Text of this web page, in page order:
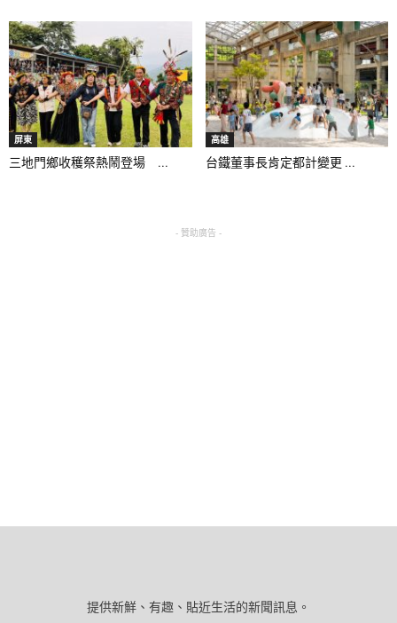
屏東
三地門鄉收穫祭熱鬧登場 ...
高雄
台鐵董事長肯定都計變更 ...
- 贊助廣告 -
提供新鮮、有趣、貼近生活的新聞訊息。